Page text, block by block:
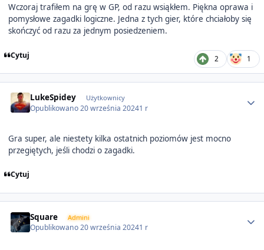
Wczoraj trafiłem na grę w GP, od razu wsiąkłem. Piękna oprawa i
pomysłowe zagadki logiczne. Jedna z tych gier, które chciałoby się
skończyć od razu za jednym posiedzeniem.
Cytuj 2 1
LukeSpidey Użytkownicy
Opublikowano20 września 20241 r
Gra super, ale niestety kilka ostatnich poziomów jest mocno
przegiętych, jeśli chodzi o zagadki.
Cytuj
Square Admini
Opublikowano20 września 20241 r